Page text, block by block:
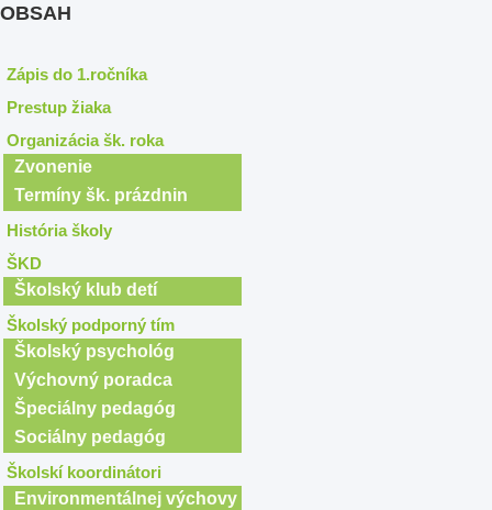
OBSAH
Zápis do 1.ročníka
Prestup žiaka
Organizácia šk. roka
Zvonenie
Termíny šk. prázdnin
História školy
ŠKD
Školský klub detí
Školský podporný tím
Školský psychológ
Výchovný poradca
Špeciálny pedagóg
Sociálny pedagóg
Školskí koordinátori
Environmentálnej výchovy